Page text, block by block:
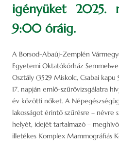
igényüket 2025.
9:00 óráig.
A Borsod-Abaúj-Zemplén
Egyetemi Oktatókórház
Osztály (3529 Miskolc, Csabai kapu
17. napján emlő-szűrővizsgálatra
év közötti nőket. A
lakosságot érintő szűrésre – névre
helyét, idejét tartalmazó –
illetékes Komplex Mammográfiás